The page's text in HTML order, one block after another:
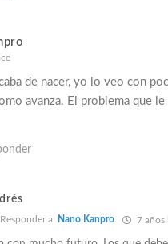
de nacer, yo lo veo con
avanza. El problema que
Responder a Nano Kanpro 7 años